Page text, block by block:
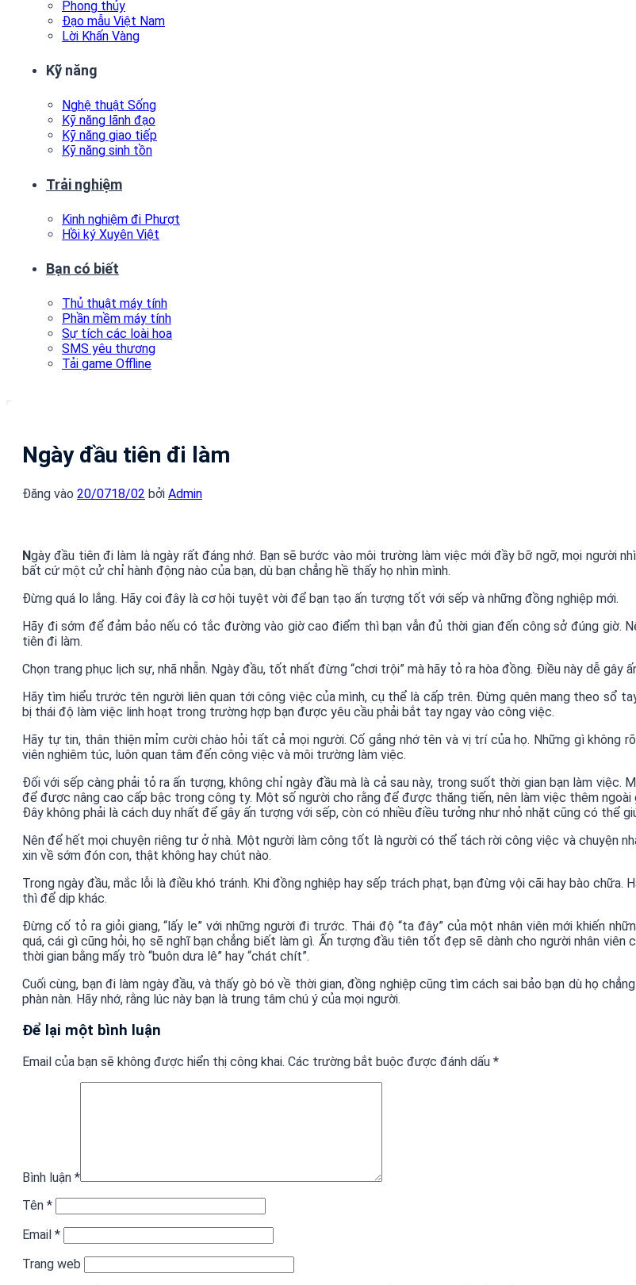
Phong thủy
Đạo mẫu Việt Nam
Lời Khấn Vàng
Kỹ năng
Nghệ thuật Sống
Kỹ năng lãnh đạo
Kỹ năng giao tiếp
Kỹ năng sinh tồn
Trải nghiệm
Kinh nghiệm đi Phượt
Hồi ký Xuyên Việt
Bạn có biết
Thủ thuật máy tính
Phần mềm máy tính
Sự tích các loài hoa
SMS yêu thương
Tải game Offline
Ngày đầu tiên đi làm
Đăng vào 20/0718/02 bởi Admin
Ngày đầu tiên đi làm là ngày rất đáng nhớ. Bạn sẽ bước vào môi trường làm việc mới đầy bỡ ngỡ, mọi người
bất cứ một cử chỉ hành động nào của bạn, dù bạn chẳng hề thấy họ nhìn mình.
Đừng quá lo lắng. Hãy coi đây là cơ hội tuyệt vời để bạn tạo ấn tượng tốt với sếp và những đồng nghiệp mới.
Hãy đi sớm để đảm bảo nếu có tắc đường vào giờ cao điểm thì bạn vẫn đủ thời gian đến công sở đúng giờ.
tiên đi làm.
Chọn trang phục lịch sự, nhã nhẵn. Ngày đầu, tốt nhất đừng “chơi trội” mà hãy tỏ ra hòa đồng. Điều này dễ gây
Hãy tìm hiểu trước tên người liên quan tới công việc của mình, cụ thể là cấp trên. Đừng quên mang theo sổ
bị thái độ làm việc linh hoạt trong trường hợp bạn được yêu cầu phải bắt tay ngay vào công việc.
Hãy tự tin, thân thiện mỉm cười chào hỏi tất cả mọi người. Cố gắng nhớ tên và vị trí của họ. Những gì không
viên nghiêm túc, luôn quan tâm đến công việc và môi trường làm việc.
Đối với sếp càng phải tỏ ra ấn tượng, không chỉ ngày đầu mà là cả sau này, trong suốt thời gian bạn làm việc.
để được nâng cao cấp bậc trong công ty. Một số người cho rằng để được thăng tiến, nên làm việc thêm ngoài
Đây không phải là cách duy nhất để gây ấn tượng với sếp, còn có nhiều điều tưởng như nhỏ nhặt cũng có thể
Nên để hết mọi chuyện riêng tư ở nhà. Một người làm công tốt là người có thể tách rời công việc và chuyện
xin về sớm đón con, thật không hay chút nào.
Trong ngày đầu, mắc lỗi là điều khó tránh. Khi đồng nghiệp hay sếp trách phạt, bạn đừng vội cãi hay bào chữa.
thì để dịp khác.
Đừng cố tỏ ra giỏi giang, “lấy le” với những người đi trước. Thái độ “ta đây” của một nhân viên mới khiến
quá, cái gì cũng hỏi, họ sẽ nghĩ bạn chẳng biết làm gì. Ấn tượng đầu tiên tốt đẹp sẽ dành cho người nhân viên
thời gian bằng mấy trò “buôn dưa lê” hay “chát chít”.
Cuối cùng, bạn đi làm ngày đầu, và thấy gò bó về thời gian, đồng nghiệp cũng tìm cách sai bảo bạn dù họ
phàn nàn. Hãy nhớ, rằng lúc này bạn là trung tâm chú ý của mọi người.
Để lại một bình luận
Email của bạn sẽ không được hiển thị công khai. Các trường bắt buộc được đánh dấu *
Bình luận *
Tên *
Email *
Trang web